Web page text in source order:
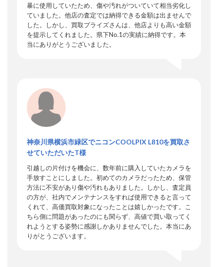
暴に使用していたため、傷や汚れがついていて相当劣化し
ていました。他店の査定では納得できる金額は出ませんで
した。しかし、買取プライズさんは、他店よりも高い金額
を提示してくれました。県下No.1の実績に納得です。本
当にありがとうございました。
神奈川県横浜市緑区でニコン‎COOLPIX L810を買取さ
せていただいたT様
引越しの片付けを機会に、数年前に購入していたカメラを
手放すことにしました。初めてのカメラだったため、保管
方法に不安があり傷や汚れもありました。しかし、査定員
の方が、社内でメンテナンスをすれば使用できると言って
くれて、高価買取対象になったことは嬉しかったです。こ
ちら側に問題があったのにも関らず、高値で買い取ってく
れようとする姿勢に感謝しかありませんでした。本当にあ
りがとうございます。